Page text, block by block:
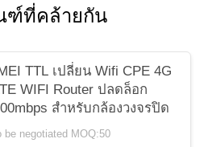
ที่คล้ายกัน
TTL เปลี่ยน Wifi CPE 4G
WIFI Router ปลดล็อก
สำหรับกล้องวงจรปิด
be negotiated MOQ:50